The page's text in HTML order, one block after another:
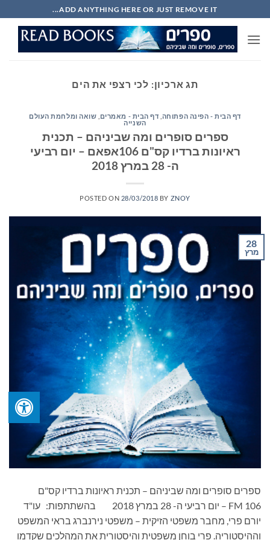
to
content
ADD ANYTHING HERE OR JUST REMOVE IT...
תג ארכיון: לכי רצפי את הים
דף הבית - הפינה הפתוחה דף הבית - מאמרים שואה ומלחמת העולם
השנייה
ספרים סופרים ומה שביניהם – תכנית
ראיונות ברדיו קס"ם 106אפאם – יום רביעי
ה- 28 במרץ 2018
POSTED ON 28/03/2018 BY ZNOY
28
מרץ
ספרים סופרים ומה שביניהם – תכנית ראיונות ברדיו קס"ם
106 FM – יום רביעי ה- 28 במרץ 2018 בהשתתפות: עו"ד
יורם פרי, מחבר משפטי הזיקית – משפטי נירנברג בראי המשפט
וההיסטוריה. פרי בוחן משפטית והיסטורית את המהלכים שקדמו